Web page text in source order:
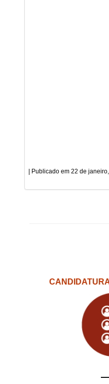
22 de